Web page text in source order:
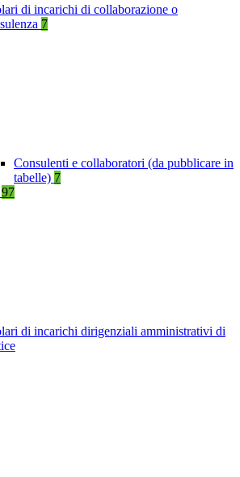
di incarichi di collaborazione o
7
Consulenti e collaboratori (da pubblicare in
tabelle) 7
97
di incarichi dirigenziali amministrativi di